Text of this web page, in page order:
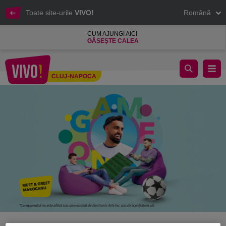
Toate site-urile VIVO! Română
CUM AJUNGI AICI
GĂSEȘTE CALEA
CLUJ-NAPOCA
FOTBALUL SE JOACĂ. ÎN REALITATE. LA VIVO!